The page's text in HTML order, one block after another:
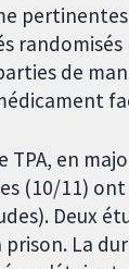
de
en
(10/11)
Deux
La